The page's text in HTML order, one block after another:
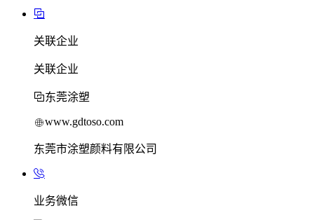
关联企业
关联企业
东莞涂塑
www.gdtoso.com
东莞市涂塑颜料有限公司
业务微信